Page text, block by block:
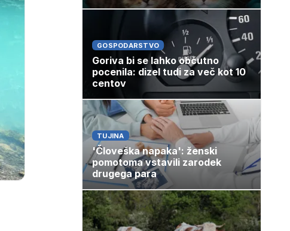
GOSPODARSTVO
Goriva bi se lahko občutno
pocenila: dizel tudi za več kot 10
centov
TUJINA
'Človeška napaka': ženski
pomotoma vstavili zarodek
drugega para